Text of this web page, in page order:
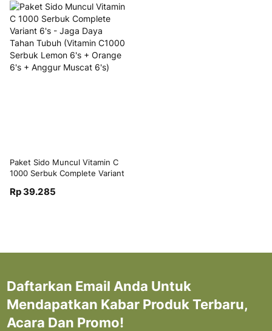
Paket Sido Muncul Vitamin C
1000 Serbuk Complete Variant
(Vitamin C1000 Serbuk Lemon
Rp 39.285
Daftarkan Email Anda Untuk
Mendapatkan Kabar Produk Terbaru,
Acara Dan Promo!